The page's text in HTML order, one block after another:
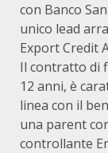
con Banco
unico lead
Export Credit
Il contratto di
12 anni, è
linea con il
una parent
controllante